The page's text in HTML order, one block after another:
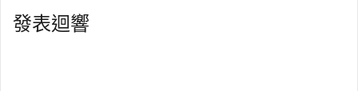
發表迴響